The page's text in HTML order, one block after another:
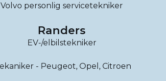
Volvo personlig servicetekniker
Randers
EV-/elbilstekniker
- Peugeot, Opel, Citroen